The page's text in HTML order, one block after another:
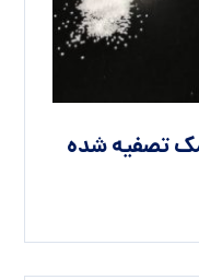
تصفیه شده